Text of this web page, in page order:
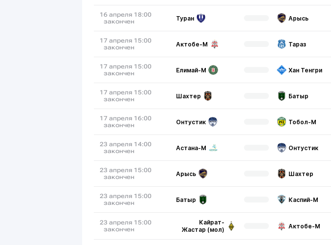
16 апреля 18:00
закончен
Туран Арысь
17 апреля 15:00
закончен
Актобе-М Тараз
17 апреля 15:00
закончен
Елимай-М Хан Тенгри
17 апреля 15:00
закончен
Шахтер Батыр
17 апреля 16:00
закончен
Онтустик Тобол-М
23 апреля 14:00
закончен
Астана-М Онтустик
23 апреля 15:00
закончен
Арысь Шахтер
23 апреля 15:00
закончен
Батыр Каспий-М
23 апреля 15:00
закончен
Кайрат-
Жастар (мол)
Актобе-М